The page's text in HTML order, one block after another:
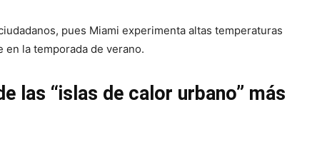
pues Miami experimenta altas temperaturas
la temporada de verano.
las “islas de calor urbano” más